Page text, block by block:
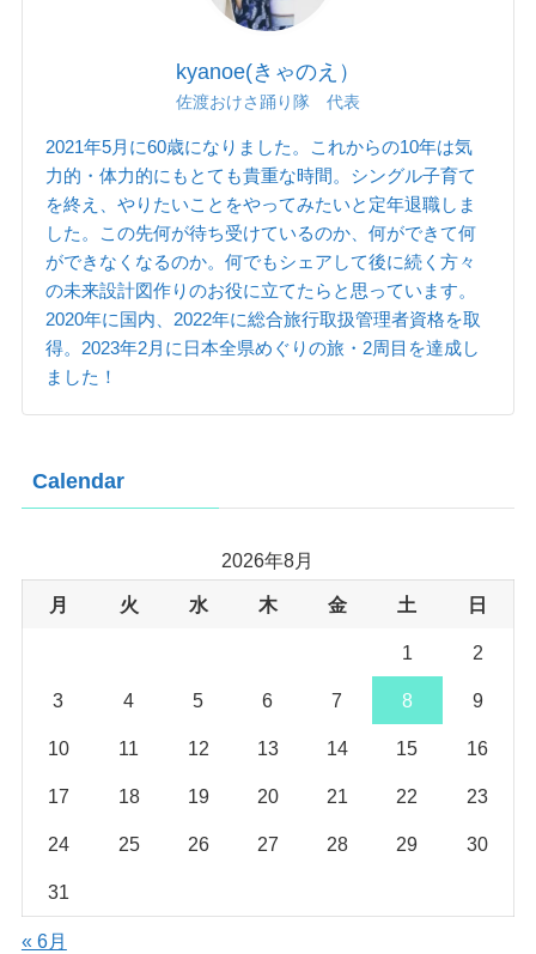
kyanoe(きゃのえ）
佐渡おけさ踊り隊 代表
2021年5月に60歳になりました。これからの10年は気
力的・体力的にもとても貴重な時間。シングル子育て
を終え、やりたいことをやってみたいと定年退職しま
した。この先何が待ち受けているのか、何ができて何
ができなくなるのか。何でもシェアして後に続く方々
の未来設計図作りのお役に立てたらと思っています。
2020年に国内、2022年に総合旅行取扱管理者資格を取
得。2023年2月に日本全県めぐりの旅・2周目を達成し
ました！
Calendar
2026年8月
月 火 水 木 金 土 日
1 2
3 4 5 6 7 8 9
10 11 12 13 14 15 16
17 18 19 20 21 22 23
24 25 26 27 28 29 30
31
« 6月